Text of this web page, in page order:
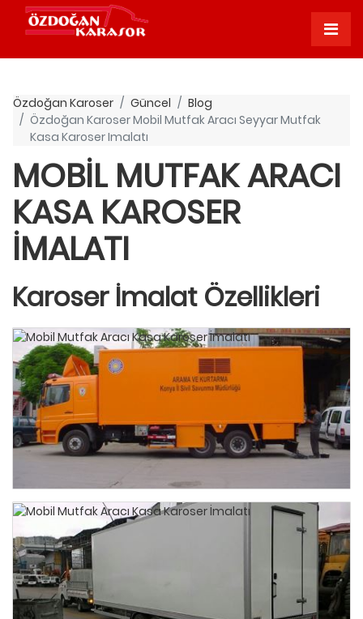
Özdoğan Karoser Güncel
Blog
Özdoğan Karoser Mobil Mutfak Aracı Seyyar Mutfak
Kasa Karoser Imalatı
MOBIL MUTFAK ARACI
KASA KAROSER
İMALATI
Karoser İmalat Özellikleri